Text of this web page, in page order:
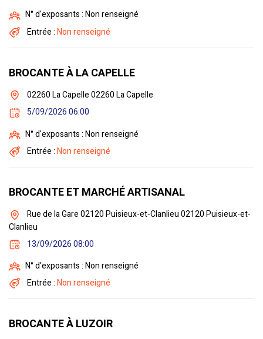
N° d'exposants : Non renseigné
Entrée :Non renseigné
BROCANTE À LA CAPELLE
02260 La Capelle 02260 La Capelle
5/09/2026 06:00
N° d'exposants : Non renseigné
Entrée :Non renseigné
BROCANTE ET MARCHÉ ARTISANAL
Rue de la Gare 02120 Puisieux-et-Clanlieu 02120 Puisieux-et-
Clanlieu
13/09/2026 08:00
N° d'exposants : Non renseigné
Entrée :Non renseigné
BROCANTE À LUZOIR